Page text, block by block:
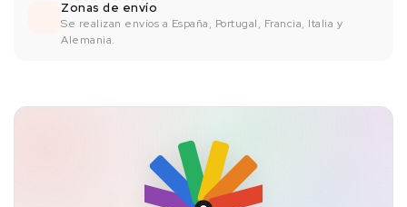
Zonas de envío
Se realizan envíos a España, Portugal, Francia, Italia y
Alemania.